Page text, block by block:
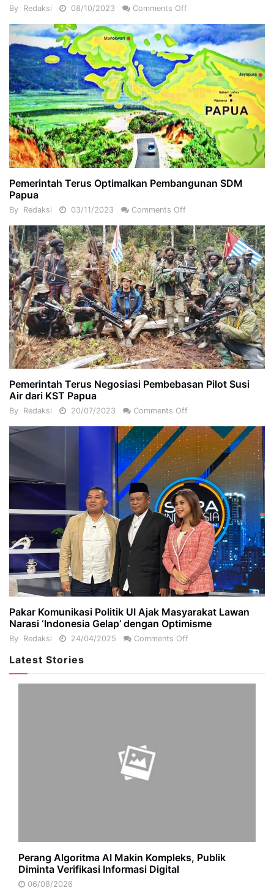
By Redaksi 08/10/2023 Comments Off
Pemerintah Terus Optimalkan Pembangunan SDM
Papua
By Redaksi 03/11/2023 Comments Off
Pemerintah Terus Negosiasi Pembebasan Pilot Susi
Air dari KST Papua
By Redaksi 20/07/2023 Comments Off
Pakar Komunikasi Politik UI Ajak Masyarakat Lawan
Narasi ‘Indonesia Gelap’ dengan Optimisme
By Redaksi 24/04/2025 Comments Off
Latest Stories
Perang Algoritma AI Makin Kompleks, Publik
Diminta Verifikasi Informasi Digital
06/08/2026